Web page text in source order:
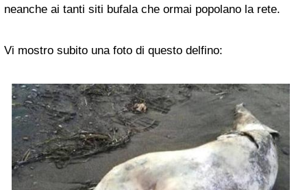
neanche ai tanti siti bufala che ormai popolano la rete.
Vi mostro subito una foto di questo delfino: